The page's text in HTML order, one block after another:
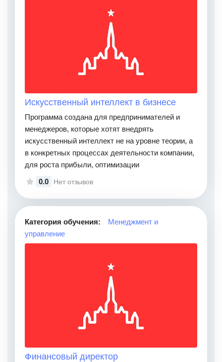
Искусственный интеллект в бизнесе
Программа создана для предпринимателей и
менеджеров, которые хотят внедрять
искусственный интеллект не на уровне теории, а
в конкретных процессах деятельности компании,
для роста прибыли, оптимизации
0.0
Нет отзывов
Категория обучения:
Менеджмент и
управление
Финансовый директор